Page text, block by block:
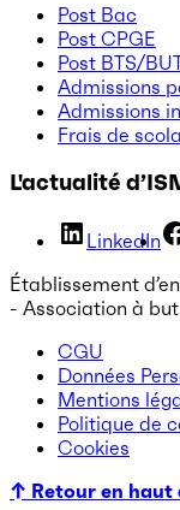
Post Bac
Post CPGE
Post BTS/
Admissions
Admissions
Frais de
L'actualité
LinkedIn
Établissement
- Association à
CGU
Données
Mentions
Politique de
Cookies
↑ Retour en haut